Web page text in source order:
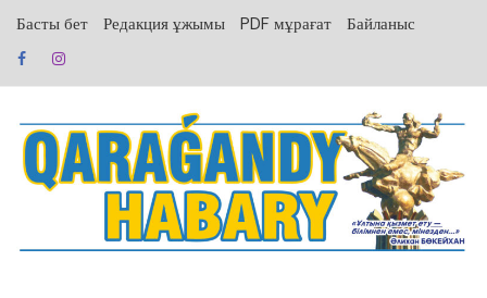
содержанию
Басты бет Редакция ұжымы PDF мұрағат Байланыс